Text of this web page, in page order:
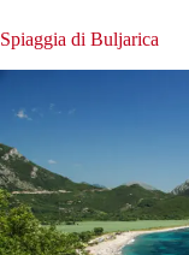
Spiaggia di Buljarica